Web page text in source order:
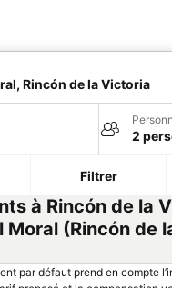
Rincón de la Victoria
2
Filtrer
à Rincón de la
Moral (Rincón de
par défaut prend en compte